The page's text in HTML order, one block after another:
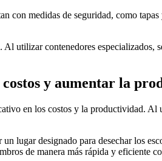
con medidas de seguridad, como
utilizar contenedores especializados,
y aumentar la
en los costos y la productividad. Al
lugar designado para desechar los
de manera más rápida y eficiente